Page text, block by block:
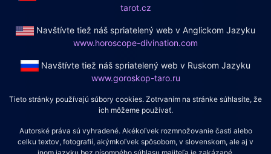
tarot.cz
Navštívte tiež náš spriatelený web v Anglickom Jazyku
www.horoscope-divination.com
Navštívte tiež náš spriatelený web v Ruskom Jazyku
www.goroskop-taro.ru
Tieto stránky používajú súbory cookies. Zotrvaním na stránke súhlasíte, že
ich môžeme používať.
Autorské práva sú vyhradené. Akékoľvek rozmnožovanie časti alebo
celku textov, fotografií, akýmkoľvek spôsobom, v slovenskom, ale aj v